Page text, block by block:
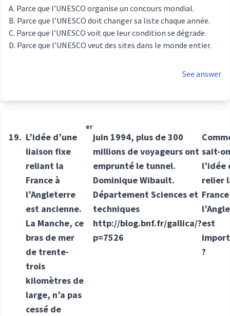
Parce que l’UNESCO organise un concours mondial.
Parce que l’UNESCO doit changer sa liste chaque année.
Parce que l’UNESCO voit que leur condition se dégrade.
Parce que l’UNESCO veut des sites dans le monde entier.
See answer
19. L’idée d’une
liaison fixe
reliant la
France à
l’Angleterre
est ancienne.
La Manche, ce
bras de mer
de trente-
trois
kilomètres de
large, n’a pas
cessé de
er
juin 1994, plus de 300
millions de voyageurs ont
emprunté le tunnel.
Dominique Wibault.
Département Sciences et
techniques
http://blog.bnf.fr/gallica/?
p=7526
sait-
l’idée
relier
est
?